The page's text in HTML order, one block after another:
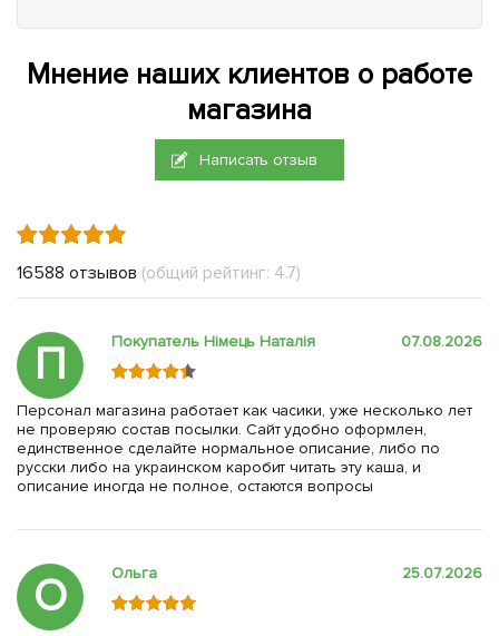
Мнение наших клиентов о работе
магазина
Написать отзыв
16588 отзывов (общий рейтинг: 4.7)
П Покупатель Німець Наталія 07.08.2026
Персонал магазина работает как часики, уже несколько лет
не проверяю состав посылки. Сайт удобно оформлен,
единственное сделайте нормальное описание, либо по
русски либо на украинском каробит читать эту каша, и
описание иногда не полное, остаются вопросы
О Ольга 25.07.2026